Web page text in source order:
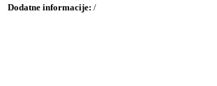
Dodatne informacije: /